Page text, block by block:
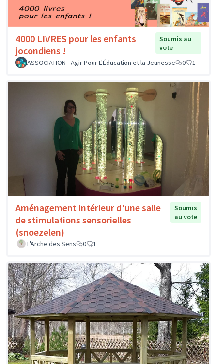
4000 LIVRES pour les enfants
jocondiens !
Soumis au
vote
ASSOCIATION - Agir Pour L'Éducation et la Jeunesse
0 1
Aménagement intérieur d'une salle
de stimulations sensorielles
(snoezelen)
Soumis
au vote
L'Arche des Sens 0 1